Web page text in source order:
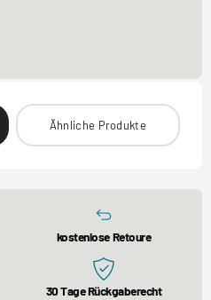
Ähnliche Produkte
kostenlose Retoure
30 Tage Rückgaberecht